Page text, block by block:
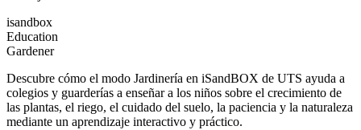
isandbox
Education
Gardener
Descubre cómo el modo Jardinería en iSandBOX de UTS ayuda a
colegios y guarderías a enseñar a los niños sobre el crecimiento de
las plantas, el riego, el cuidado del suelo, la paciencia y la naturaleza
mediante un aprendizaje interactivo y práctico.